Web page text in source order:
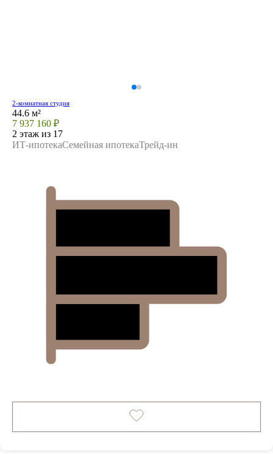
2-комнатная студия
44.6 м²
7 937 160 ₽
2 этаж из 17
ИТ-ипотекаСемейная ипотекаТрейд-ин